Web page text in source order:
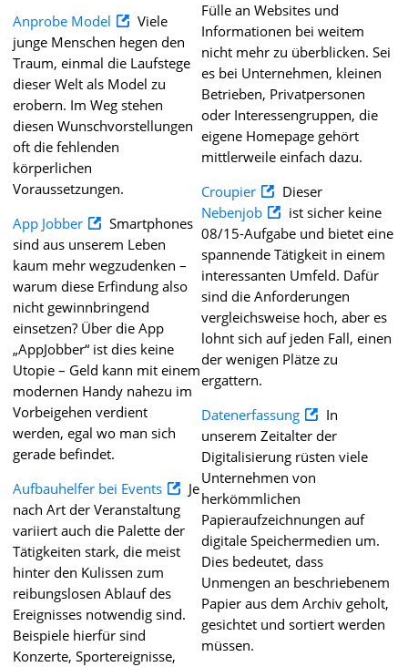
Anprobe Model
Viele
junge Menschen hegen den
Traum, einmal die Laufstege
dieser Welt als Model zu
erobern. Im Weg stehen
diesen Wunschvorstellungen
oft die fehlenden
körperlichen
Voraussetzungen.
App Jobber
Smartphones
sind aus unserem Leben
kaum mehr wegzudenken –
warum diese Erfindung also
nicht gewinnbringend
einsetzen? Über die App
„AppJobber“ ist dies keine
Utopie – Geld kann mit einem
modernen Handy nahezu im
Vorbeigehen verdient
werden, egal wo man sich
gerade befindet.
Aufbauhelfer bei Events
Je
nach Art der Veranstaltung
variiert auch die Palette der
Tätigkeiten stark, die meist
hinter den Kulissen zum
reibungslosen Ablauf des
Ereignisses notwendig sind.
Beispiele hierfür sind
Konzerte, Sportereignisse,
Fülle an Websites und
Informationen bei weitem
nicht mehr zu überblicken. Sei
es bei Unternehmen, kleinen
Betrieben, Privatpersonen
oder Interessengruppen, die
eigene Homepage gehört
mittlerweile einfach dazu.
Croupier
Dieser
Nebenjob
ist sicher keine
08/15-Aufgabe und bietet eine
spannende Tätigkeit in einem
interessanten Umfeld. Dafür
sind die Anforderungen
vergleichsweise hoch, aber es
lohnt sich auf jeden Fall, einen
der wenigen Plätze zu
ergattern.
Datenerfassung
In
unserem Zeitalter der
Digitalisierung rüsten viele
Unternehmen von
herkömmlichen
Papieraufzeichnungen auf
digitale Speichermedien um.
Dies bedeutet, dass
Unmengen an beschriebenem
Papier aus dem Archiv geholt,
gesichtet und sortiert werden
müssen.